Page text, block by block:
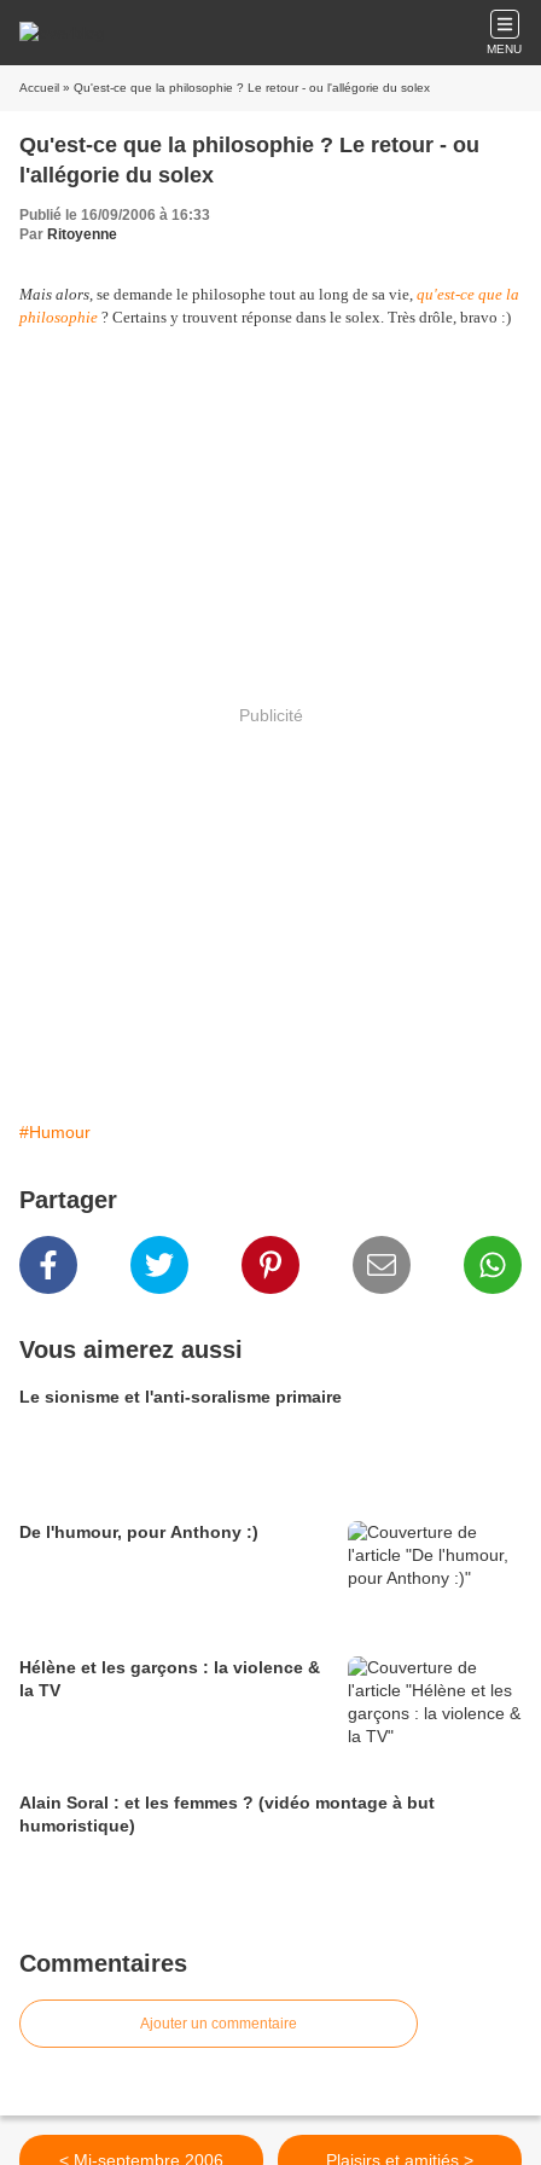
MENU
Accueil » Qu'est-ce que la philosophie ? Le retour - ou l'allégorie du solex
Qu'est-ce que la philosophie ? Le retour - ou
l'allégorie du solex
Publié le 16/09/2006 à 16:33
Par Ritoyenne
Mais alors, se demande le philosophe tout au long de sa vie, qu'est-ce que la
philosophie ? Certains y trouvent réponse dans le solex. Très drôle, bravo :)
Publicité
#Humour
Partager
Vous aimerez aussi
Le sionisme et l'anti-soralisme primaire
De l'humour, pour Anthony :)
Hélène et les garçons : la violence &
la TV
Alain Soral : et les femmes ? (vidéo montage à but
humoristique)
Commentaires
Ajouter un commentaire
< Mi-septembre 2006 Plaisirs et amitiés >